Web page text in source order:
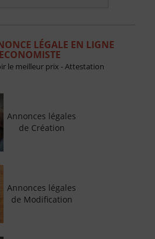
LÉGALE EN LIGNE
le meilleur prix - Attestation
Annonces légales
de Création
Annonces légales
de Modification